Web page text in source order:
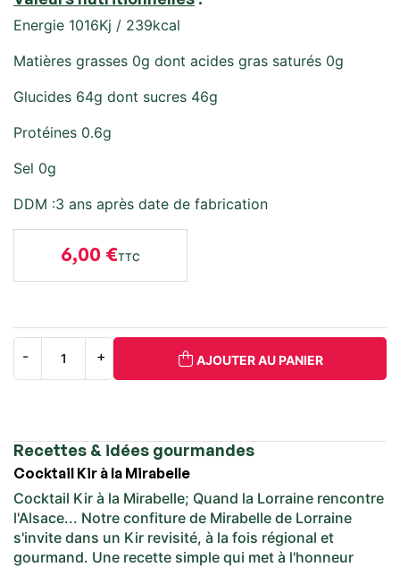
Energie 1016Kj / 239kcal
Matières grasses 0g dont acides gras saturés 0g
Glucides 64g dont sucres 46g
Protéines 0.6g
Sel 0g
DDM :3 ans après date de fabrication
6,00 €TTC
AJOUTER AU PANIER
Recettes & idées gourmandes
Cocktail Kir à la Mirabelle
Cocktail Kir à la Mirabelle; Quand la Lorraine rencontre
l'Alsace... Notre confiture de Mirabelle de Lorraine
s'invite dans un Kir revisité, à la fois régional et
gourmand. Une recette simple qui met à l'honneur